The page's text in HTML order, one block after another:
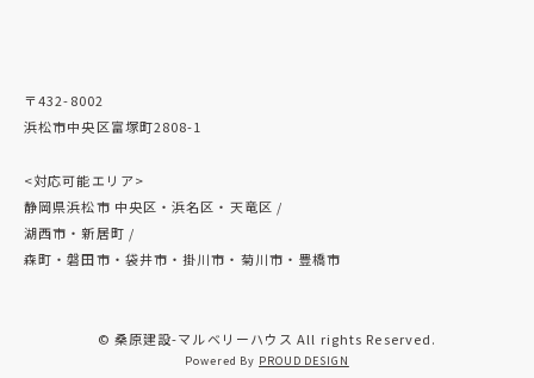
〒432-8002
浜松市中央区富塚町2808-1
<対応可能エリア>
静岡県浜松市 中央区・浜名区・天竜区 /
湖西市・新居町 /
森町・磐田市・袋井市・掛川市・菊川市・豊橋市
© 桑原建設-マルベリーハウス All rights Reserved.
Powered By PROUD DESIGN